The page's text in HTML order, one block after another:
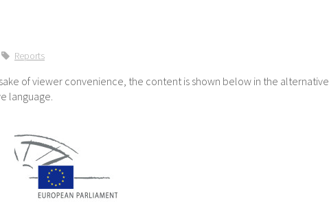
Reports
of viewer convenience, the content is shown below in the alternative
language.